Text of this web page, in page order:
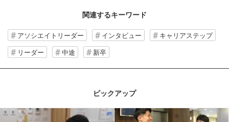
関連するキーワード
アソシエイトリーダー インタビュー
キャリアステップ
リーダー
中途 新卒
ピックアップ
記事を読む